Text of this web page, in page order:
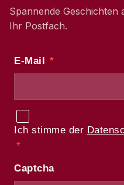
Spannende Geschichten
Ihr Postfach.